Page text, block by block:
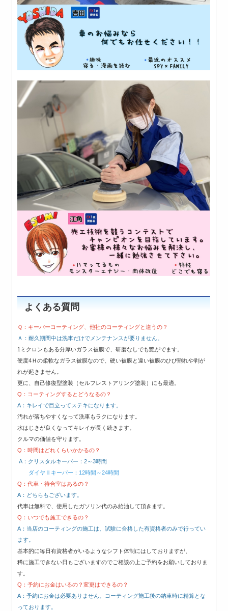
よくある質問
Ｑ：キーパーコーティング、他社のコーティングと違うの？
Ａ：耐久期間中は洗車だけでメンテナンスが要りません。
1ミクロンもある分厚いガラス被膜で、研磨なしでも艶がでます。
硬度4Ｈの柔軟なガラス被膜なので、硬い被膜と違い被膜のひび割れや剥が
れが起きません。
更に、自己修復型塗装（セルフレストアリング塗装）にも最適。
Q：コーティングするとどうなるの？
A：キレイで目立ってステキになります。
汚れが落ちやすくなって洗車もラクになります。
水はじきが良くなってキレイが長く続きます。
クルマの価値を守ります。
Q：時間はどれくらいかかるの？
A：クリスタルキーパー：2～3時間
ダイヤⅡキーパー：12時間～24時間
Q：代車・待合室はあるの？
A：どちらもございます。
代車は無料で、使用したガソリン代のみ給油して頂きます。
Q：いつでも施工できるの？
A：当店のコーティングの施工は、試験に合格した有資格者のみで行ってい
ます。
基本的に毎日有資格者がいるようなシフト体制にはしておりますが、
稀に施工できない日もございますのでご相談の上ご予約をお願いしておりま
す。
Q：予約にお金はいるの？変更はできるの？
A：予約にお金は必要ありません。コーティング施工後の納車時に精算とな
っております。